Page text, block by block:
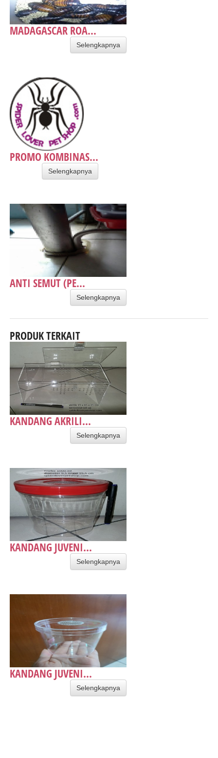
MADAGASCAR ROA...
Selengkapnya
PROMO KOMBINAS...
Selengkapnya
ANTI SEMUT (PE...
Selengkapnya
PRODUK TERKAIT
KANDANG AKRILI...
Selengkapnya
KANDANG JUVENI...
Selengkapnya
KANDANG JUVENI...
Selengkapnya